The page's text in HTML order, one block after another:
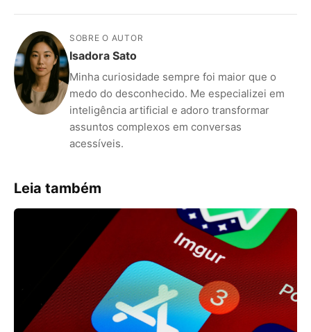
SOBRE O AUTOR
Isadora Sato
Minha curiosidade sempre foi maior que o
medo do desconhecido. Me especializei em
inteligência artificial e adoro transformar
assuntos complexos em conversas
acessíveis.
Leia também